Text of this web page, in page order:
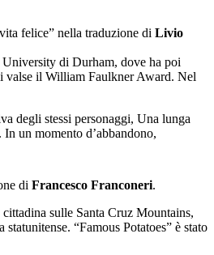
felice” nella traduzione di Livio
University di Durham, dove ha poi
valse il William Faulkner Award. Nel
degli stessi personaggi, Una lunga
un momento d’abbandono,
di Francesco Franconeri.
sulle Santa Cruz Mountains,
“Famous Potatoes” è stato